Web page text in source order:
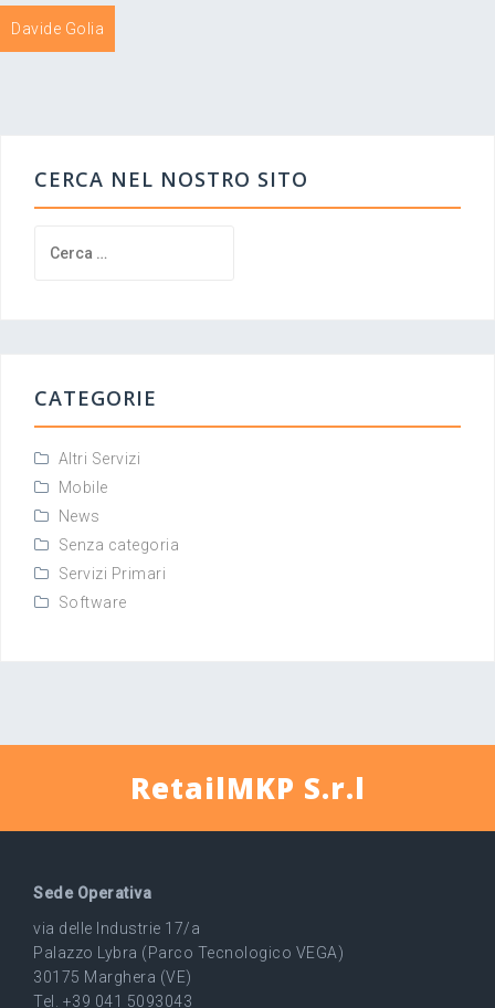
Navigazione
articoli
Davide Golia
CERCA NEL NOSTRO SITO
per:
CATEGORIE
Altri Servizi
Mobile
News
Senza categoria
Servizi Primari
Software
RetailMKP S.r.l
Sede Operativa
via delle Industrie 17/a
Palazzo Lybra (Parco Tecnologico VEGA)
30175 Marghera (VE)
Tel. +39 041 5093043